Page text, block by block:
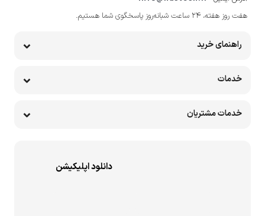
هفت روز هفته، ۲۴ ساعت شبانه‌روز پاسخگوی شما هستیم.
راهنمای خرید
خدمات
خدمات مشتریان
دانلود اپلیکیشن